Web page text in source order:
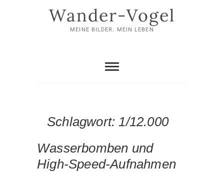
Wander-Vogel
MEINE BILDER. MEIN LEBEN
Schlagwort:1/12.000
Wasserbomben und
High-Speed-Aufnahmen